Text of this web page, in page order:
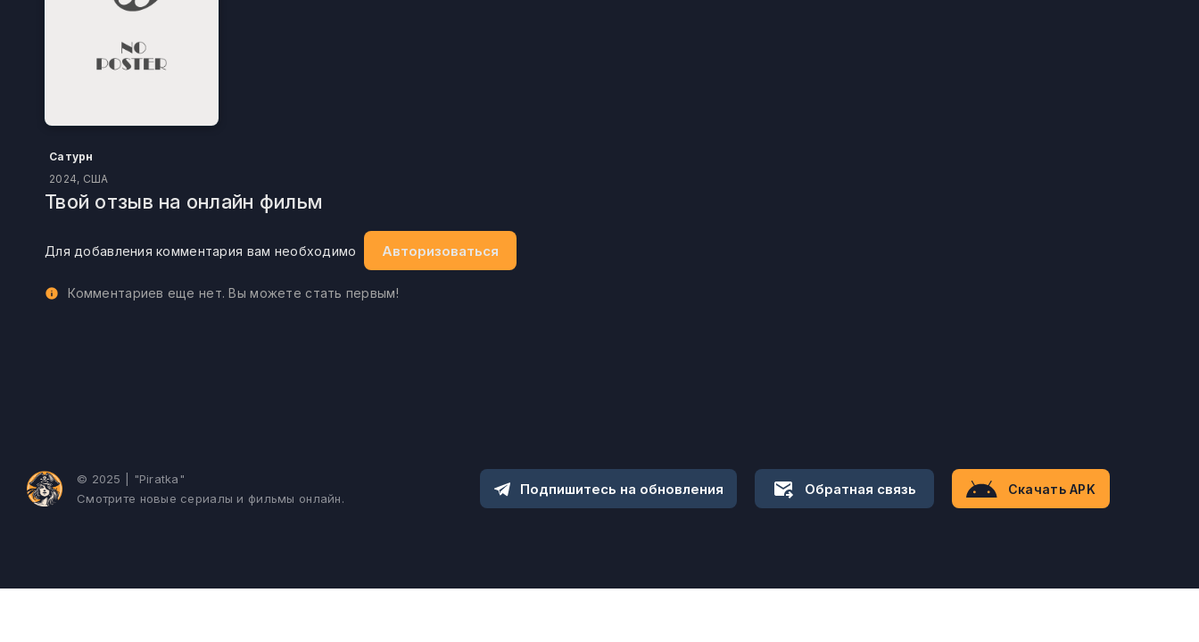
Сатурн
2024, США
Твой отзыв на онлайн фильм
Для добавления комментария вам необходимо Авторизоваться
Комментариев еще нет. Вы можете стать первым!
© 2025 | "Piratka"
Смотрите новые сериалы и фильмы онлайн.
Подпишитесь на обновления Обратная связь Скачать APK